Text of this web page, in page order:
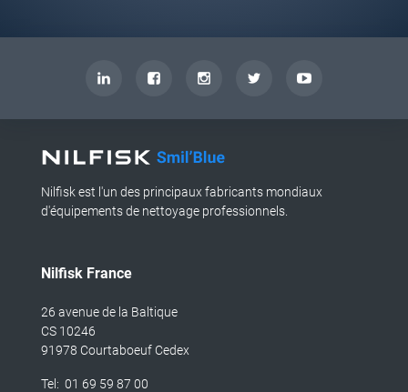
Nilfisk est l'un des principaux fabricants mondiaux
d'équipements de nettoyage professionnels.
Nilfisk France
26 avenue de la Baltique
CS 10246
91978 Courtaboeuf Cedex
Tel: 01 69 59 87 00